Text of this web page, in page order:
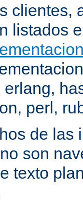
clientes,
listados
erlang,
perl,
de las
son
texto